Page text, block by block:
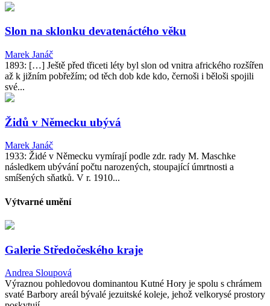
Slon na sklonku devatenáctého věku
Marek Janáč
1893: […] Ještě před třiceti léty byl slon od vnitra afrického rozšířen
až k jižním pobřežím; od těch dob kde kdo, černoši i běloši spojili
své...
Židů v Německu ubývá
Marek Janáč
1933: Židé v Německu vymírají podle zdr. rady M. Maschke
následkem ubývání počtu narozených, stoupající úmrtnosti a
smíšených sňatků. V r. 1910...
Výtvarné umění
Galerie Středočeského kraje
Andrea Sloupová
Výraznou pohledovou dominantou Kutné Hory je spolu s chrámem
svaté Barbory areál bývalé jezuitské koleje, jehož velkorysé prostory